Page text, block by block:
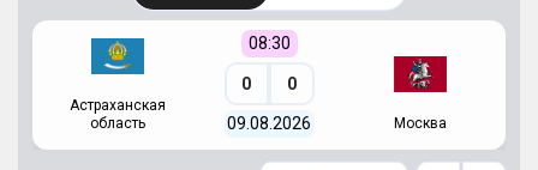
Астраханская
область
08:30
0 0
09.08.2026 Москва